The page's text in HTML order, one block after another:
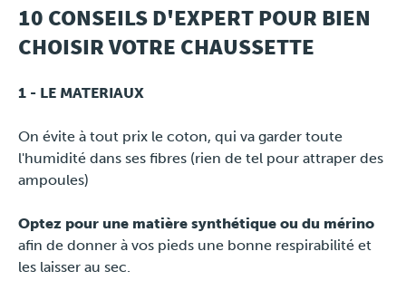
10 CONSEILS D'EXPERT POUR BIEN
CHOISIR VOTRE CHAUSSETTE
1 - LE MATERIAUX
On évite à tout prix le coton, qui va garder toute
l'humidité dans ses fibres (rien de tel pour attraper des
ampoules)
Optez pour une matière synthétique ou du mérino
afin de donner à vos pieds une bonne respirabilité et
les laisser au sec.